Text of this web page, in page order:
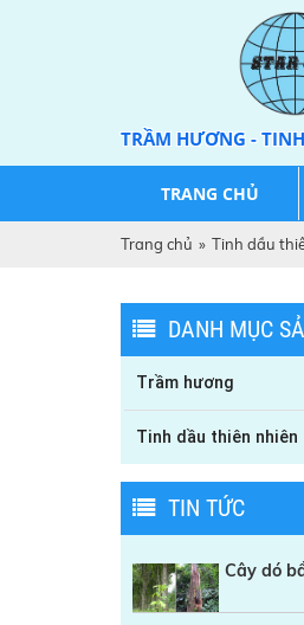
TRẦM HƯƠNG -
TRANG CHỦ
Trang chủ » Tinh dầu
DANH MỤC
Trầm hương
Tinh dầu thiên nhiên
TIN TỨC
Cây dó